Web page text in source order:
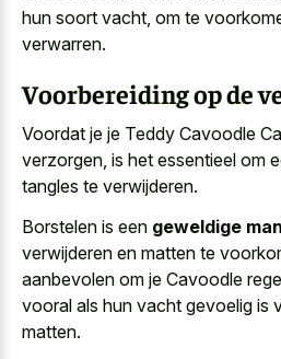
hun soort vacht, om te
verwarren.
Voorbereiding op de
Voordat je je Teddy Cavoodle
verzorgen, is het essentieel om
tangles te verwijderen.
Borstelen is een geweldige
verwijderen en matten te
aanbevolen om je Cavoodle
vooral als hun vacht gevoelig is
matten.